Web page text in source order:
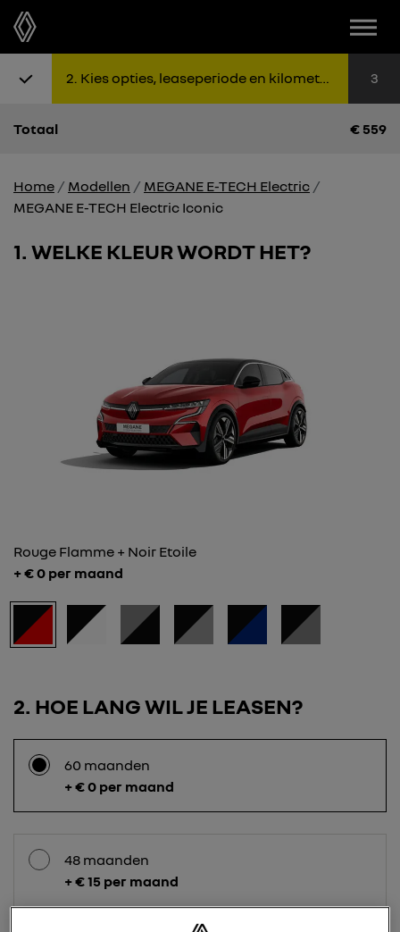
2 Kies opties, leaseperiode en kilometers 3
Totaal € 559
Home Modellen
MEGANE E-TECH Electric
MEGANE E-TECH Electric Iconic
1 WELKE KLEUR WORDT HET?
Rouge Flamme + Noir Etoile
+ €0 per maand
2 HOE LANG WIL JE LEASEN?
60 maanden
+ € 0 per maand
48 maanden
+ € 15 per maand